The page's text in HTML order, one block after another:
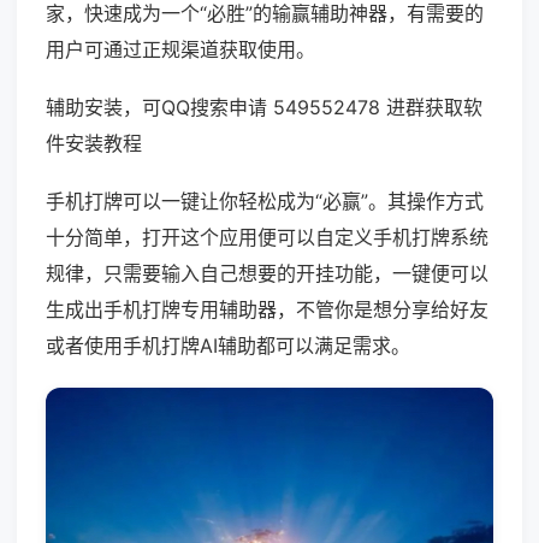
家，快速成为一个“必胜”的输赢辅助神器，有需要的
用户可通过正规渠道获取使用。
辅助安装，可QQ搜索申请 549552478 进群获取软
件安装教程
手机打牌可以一键让你轻松成为“必赢”。其操作方式
十分简单，打开这个应用便可以自定义手机打牌系统
规律，只需要输入自己想要的开挂功能，一键便可以
生成出手机打牌专用辅助器，不管你是想分享给好友
或者使用手机打牌AI辅助都可以满足需求。